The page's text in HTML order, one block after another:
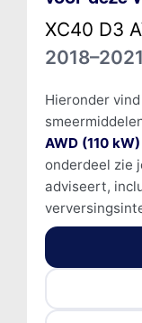
XC40 D3
2018–2021
Hieronder
AWD (110 kW)
onderdeel zie
adviseert,